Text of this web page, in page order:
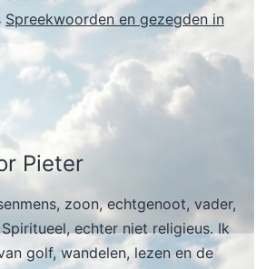
Spreekwoorden en gezegden in
Pieter
zoon, echtgenoot, vader,
echter niet religieus. Ik
golf, wandelen, lezen en de